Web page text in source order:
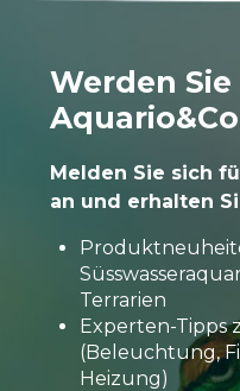
Werden
Melden Sie sich
an und erhalten
Terrarien
Experten-Tipps
(Beleuchtung,
Heizung)